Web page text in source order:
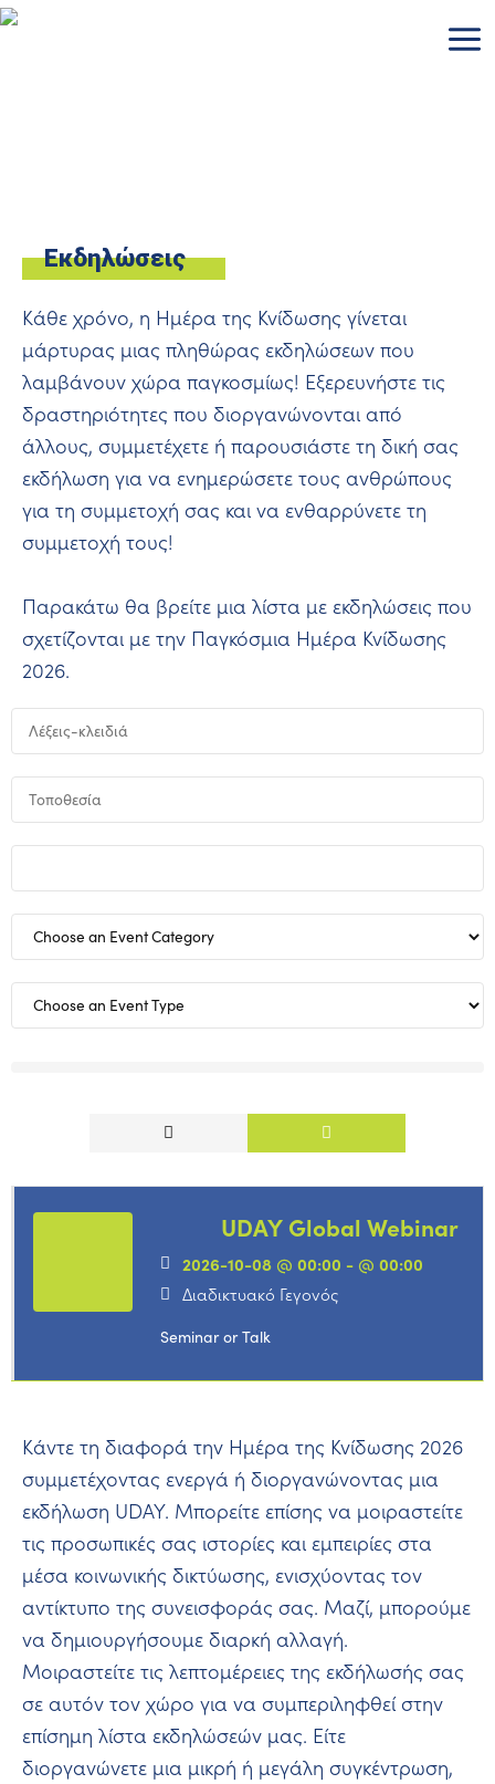
Μετάβαση
Εκδηλώσεις
Κάθε χρόνο, η Ημέρα της Κνίδωσης γίνεται
μάρτυρας μιας πληθώρας εκδηλώσεων που
λαμβάνουν χώρα παγκοσμίως! Εξερευνήστε τις
δραστηριότητες που διοργανώνονται από
άλλους, συμμετέχετε ή παρουσιάστε τη δική σας
εκδήλωση για να ενημερώσετε τους ανθρώπους
για τη συμμετοχή σας και να ενθαρρύνετε τη
συμμετοχή τους!
Παρακάτω θα βρείτε μια λίστα με εκδηλώσεις που
σχετίζονται με την Παγκόσμια Ημέρα Κνίδωσης
2026.
UDAY Global Webinar
2026-10-08 @ 00:00 - @ 00:00
Διαδικτυακό Γεγονός
Seminar or Talk
Κάντε τη διαφορά την Ημέρα της Κνίδωσης 2026
συμμετέχοντας ενεργά ή διοργανώνοντας μια
εκδήλωση UDAY. Μπορείτε επίσης να μοιραστείτε
τις προσωπικές σας ιστορίες και εμπειρίες στα
μέσα κοινωνικής δικτύωσης, ενισχύοντας τον
αντίκτυπο της συνεισφοράς σας. Μαζί, μπορούμε
να δημιουργήσουμε διαρκή αλλαγή.
Μοιραστείτε τις λεπτομέρειες της εκδήλωσής σας
σε αυτόν τον χώρο για να συμπεριληφθεί στην
επίσημη λίστα εκδηλώσεών μας. Είτε
διοργανώνετε μια μικρή ή μεγάλη συγκέντρωση,